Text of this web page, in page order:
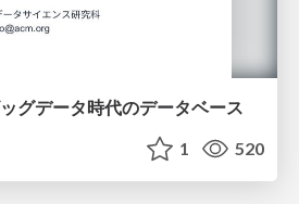
グデータ時代のデータベース
1 520